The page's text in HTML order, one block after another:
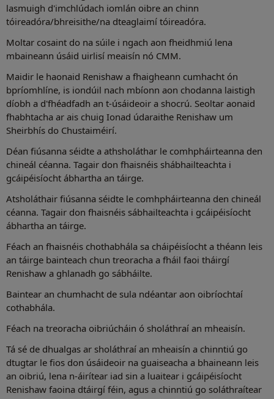
lasmuigh d'imchlúdach iomlán oibre an chinn
tóireadóra/bhreisithe/na dteaglaimí tóireadóra.
Moltar cosaint do na súile i ngach aon fheidhmiú lena
mbaineann úsáid uirlisí meaisín nó CMM.
Maidir le haonaid Renishaw a fhaigheann cumhacht ón
bpríomhlíne, is iondúil nach mbíonn aon chodanna laistigh
díobh a d'fhéadfadh an t-úsáideoir a shocrú. Seoltar aonaid
fhabhtacha ar ais chuig Ionad údaraithe Renishaw um
Sheirbhís do Chustaiméirí.
Déan fiúsanna séidte a athsholáthar le comhpháirteanna den
chineál céanna. Tagair don fhaisnéis shábhailteachta i
gcáipéisíocht ábhartha an táirge.
Atsholáthair fiúsanna séidte le comhpháirteanna den chineál
céanna. Tagair don fhaisnéis sábhailteachta i gcáipéisíocht
ábhartha an táirge.
Féach an fhaisnéis chothabhála sa cháipéisíocht a théann leis
an táirge bainteach chun treoracha a fháil faoi tháirgí
Renishaw a ghlanadh go sábháilte.
Baintear an chumhacht de sula ndéantar aon oibríochtaí
cothabhála.
Féach na treoracha oibriúcháin ó sholáthraí an mheaisín.
Tá sé de dhualgas ar sholáthraí an mheaisín a chinntiú go
dtugtar le fios don úsáideoir na guaiseacha a bhaineann leis
an oibriú, lena n-áirítear iad sin a luaitear i gcáipéisíocht
Renishaw faoina dtáirgí féin, agus a chinntiú go soláthraítear